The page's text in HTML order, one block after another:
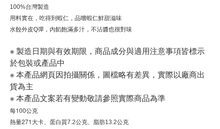
100%台灣製造
用料實在，吃得到蝦仁，品嚐蝦仁鮮甜滋味
水餃外皮Q彈，內餡飽滿多汁，不沾醬也很對味
※ 製造日期與有效期限，商品成分與適用注意事項皆標示
於包裝或產品中
※ 本產品網頁因拍攝關係，圖檔略有差異，實際以廠商出
貨為主
※ 本產品文案若有變動敬請參照實際商品為準
每100公克
熱量271大卡
蛋白質7.2公克 脂肪13.2公克